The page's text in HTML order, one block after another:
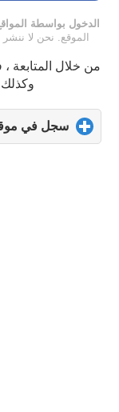
الدخول بواسطة
الموقع. نحن لا
من خلال المتابعة
وكذلك
سجل في